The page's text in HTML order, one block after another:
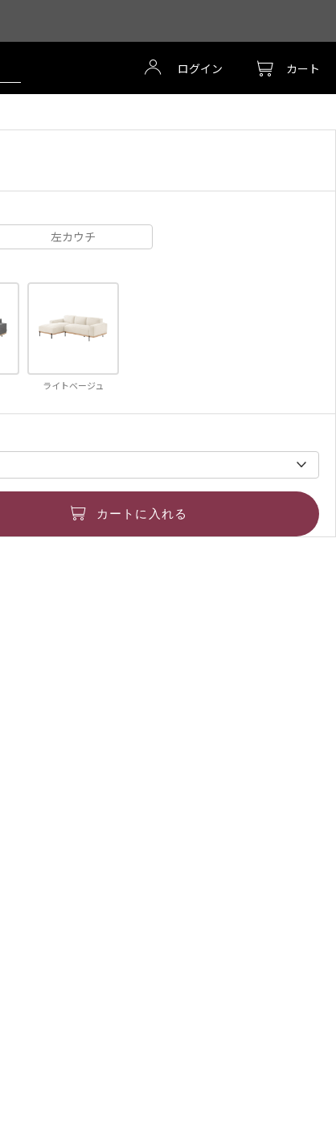
ログイン カート
左カウチ
ライトベージュ
カートに入れる